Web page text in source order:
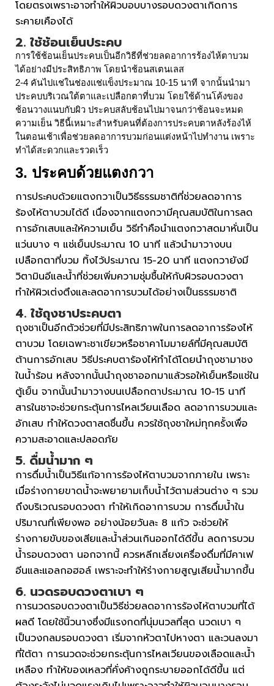
โดยตรงเพราะอาจทำให้ผิวบอบบางรอบดวงตาเกิดการ
ระคายเคืองได้
2. ใช้ช้อนเย็นประคบ
การใช้ช้อนเย็นประคบเป็นอีกวิธีที่ช่วยลดอาการร้องไห้ตาบวม
ได้อย่างมีประสิทธิภาพ โดยนำช้อนสเตนเลส
2-4 คันไปแช่ในช่องแช่แข็งประมาณ 10-15 นาที จากนั้นนำมา
ประคบบริเวณใต้ตาและเปลือกตาที่บวม โดยใช้ด้านโค้งของ
ช้อนวางแนบกับผิว ประคบสลับช้อนไปมาจนกว่าช้อนจะหมด
ความเย็น วิธีนี้เหมาะสำหรับคนที่ต้องการประคบตาหลังร้องไห้
ในตอนเช้าเพื่อช่วยลดอาการบวมก่อนแต่งหน้าไปทำงาน เพราะ
ทำได้สะดวกและรวดเร็ว
3. ประคบด้วยแตงกวา
การประคบด้วยแตงกวาเป็นวิธีธรรมชาติที่ช่วยลดอาการ
ร้องไห้ตาบวมได้ดี เนื่องจากแตงกวามีคุณสมบัติในการลด
การอักเสบและให้ความเย็น วิธีทำคือนำแตงกวาสดมาหั่นเป็น
แว่นบาง ๆ แช่เย็นประมาณ 10 นาที แล้วนำมาวางบน
เปลือกตาที่บวม ทิ้งไว้ประมาณ 15-20 นาที แตงกวายังมี
วิตามินอีและน้ำที่ช่วยเพิ่มความชุ่มชื้นให้กับผิวรอบดวงตา
ทำให้ผิวเต่งตึงและลดอาการบวมได้อย่างเป็นธรรมชาติ
4. ใช้ถุงชาประคบตา
ถุงชาเป็นอีกตัวช่วยที่มีประสิทธิภาพในการลดอาการร้องไห้
ตาบวม โดยเฉพาะชาเขียวหรือชาคาโมมายล์ที่มีคุณสมบัติ
ต้านการอักเสบ วิธีประคบตาร้องไห้ทำได้โดยนำถุงชามาชง
ในน้ำร้อน หลังจากนั้นนำถุงชาออกมาแล้วรอให้เย็นหรือแช่ใน
ตู้เย็น จากนั้นนำมาวางบนเปลือกตาประมาณ 10-15 นาที
สารในชาจะช่วยกระตุ้นการไหลเวียนเลือด ลดอาการบวมและ
อักเสบ ทำให้ดวงตาสดชื่นขึ้น ควรใช้ถุงชาใหม่ทุกครั้งเพื่อ
ความสะอาดและปลอดภัย
5. ดื่มน้ำมาก ๆ
การดื่มน้ำเป็นวิธีแก้อาการร้องไห้ตาบวมจากภายใน เพราะ
เมื่อร่างกายขาดน้ำจะพยายามเก็บน้ำไว้ตามส่วนต่าง ๆ รวม
ถึงบริเวณรอบดวงตา ทำให้เกิดอาการบวม การดื่มน้ำใน
ปริมาณที่เพียงพอ อย่างน้อยวันละ 8 แก้ว จะช่วยให้
ร่างกายขับของเสียและน้ำส่วนเกินออกได้ดีขึ้น ลดการบวม
น้ำรอบดวงตา นอกจากนี้ ควรหลีกเลี่ยงเครื่องดื่มที่มีคาเฟ
อีนและแอลกอฮอล์ เพราะจะทำให้ร่างกายสูญเสียน้ำมากขึ้น
6. นวดรอบดวงตาเบา ๆ
การนวดรอบดวงตาเป็นวิธีช่วยลดอาการร้องไห้ตาบวมที่ได้
ผลดี โดยใช้นิ้วนางซึ่งมีแรงกดที่นุ่มนวลที่สุด นวดเบา ๆ
เป็นวงกลมรอบดวงตา เริ่มจากหัวตาไปหางตา และวนลงมา
ที่ใต้ตา การนวดจะช่วยกระตุ้นการไหลเวียนของเลือดและน้ำ
เหลือง ทำให้ของเหลวที่คั่งค้างถูกระบายออกได้ดีขึ้น แต่